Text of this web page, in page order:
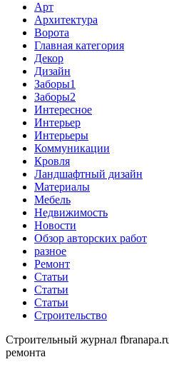
Арт
Архитектура
Ворота
Главная категория
Декор
Дизайн
Заборы1
Заборы2
Интересное
Интерьер
Интерьеры
Коммуникации
Кровля
Ландшафтный дизайн
Материалы
Мебель
Недвижимость
Новости
Обзор авторских работ
разное
Ремонт
Статьи
Статьи
Статьи
Строительство
Строительный журнал
ремонта